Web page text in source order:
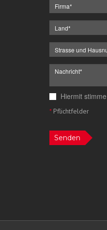
Hiermit
*Pflichtfelder
Senden